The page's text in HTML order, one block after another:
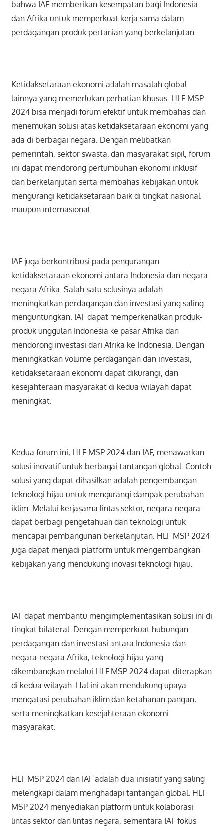
bahwa IAF memberikan kesempatan bagi Indonesia
dan Afrika untuk memperkuat kerja sama dalam
perdagangan produk pertanian yang berkelanjutan.
Ketidaksetaraan ekonomi adalah masalah global
lainnya yang memerlukan perhatian khusus. HLF MSP
2024 bisa menjadi forum efektif untuk membahas dan
menemukan solusi atas ketidaksetaraan ekonomi yang
ada di berbagai negara. Dengan melibatkan
pemerintah, sektor swasta, dan masyarakat sipil, forum
ini dapat mendorong pertumbuhan ekonomi inklusif
dan berkelanjutan serta membahas kebijakan untuk
mengurangi ketidaksetaraan baik di tingkat nasional
maupun internasional.
IAF juga berkontribusi pada pengurangan
ketidaksetaraan ekonomi antara Indonesia dan negara-
negara Afrika. Salah satu solusinya adalah
meningkatkan perdagangan dan investasi yang saling
menguntungkan. IAF dapat memperkenalkan produk-
produk unggulan Indonesia ke pasar Afrika dan
mendorong investasi dari Afrika ke Indonesia. Dengan
meningkatkan volume perdagangan dan investasi,
ketidaksetaraan ekonomi dapat dikurangi, dan
kesejahteraan masyarakat di kedua wilayah dapat
meningkat.
Kedua forum ini, HLF MSP 2024 dan IAF, menawarkan
solusi inovatif untuk berbagai tantangan global. Contoh
solusi yang dapat dihasilkan adalah pengembangan
teknologi hijau untuk mengurangi dampak perubahan
iklim. Melalui kerjasama lintas sektor, negara-negara
dapat berbagi pengetahuan dan teknologi untuk
mencapai pembangunan berkelanjutan. HLF MSP 2024
juga dapat menjadi platform untuk mengembangkan
kebijakan yang mendukung inovasi teknologi hijau.
IAF dapat membantu mengimplementasikan solusi ini di
tingkat bilateral. Dengan memperkuat hubungan
perdagangan dan investasi antara Indonesia dan
negara-negara Afrika, teknologi hijau yang
dikembangkan melalui HLF MSP 2024 dapat diterapkan
di kedua wilayah. Hal ini akan mendukung upaya
mengatasi perubahan iklim dan ketahanan pangan,
serta meningkatkan kesejahteraan ekonomi
masyarakat.
HLF MSP 2024 dan IAF adalah dua inisiatif yang saling
melengkapi dalam menghadapi tantangan global. HLF
MSP 2024 menyediakan platform untuk kolaborasi
lintas sektor dan lintas negara, sementara IAF fokus